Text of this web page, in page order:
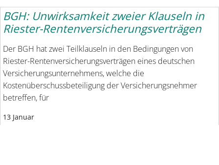
BGH: Unwirksamkeit zweier Klauseln in
Riester-Rentenversicherungsverträgen
Der BGH hat zwei Teilklauseln in den Bedingungen von
Riester-Rentenversicherungsverträgen eines deutschen
Versicherungsunternehmens, welche die
Kostenüberschussbeteiligung der Versicherungsnehmer
betreffen, für
13 Januar